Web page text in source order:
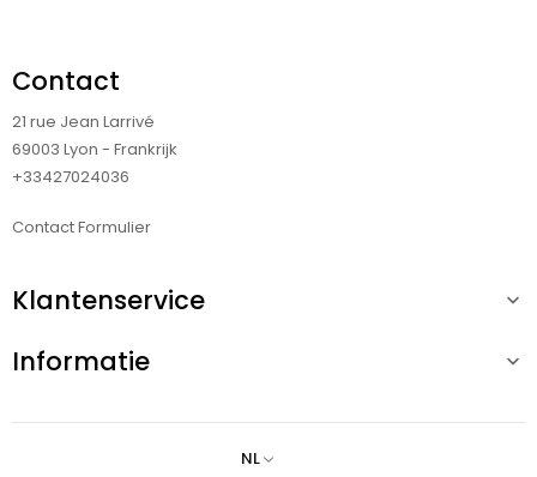
Contact
21 rue Jean Larrivé
69003 Lyon - Frankrijk
+33427024036
Contact Formulier
Klantenservice 
Informatie 
NL